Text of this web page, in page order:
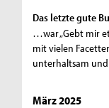
Das letzte gute
…war „Gebt mir
mit vielen
unterhaltsam
März 2025